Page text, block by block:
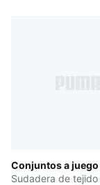
Conjuntos a juego
Sudadera de